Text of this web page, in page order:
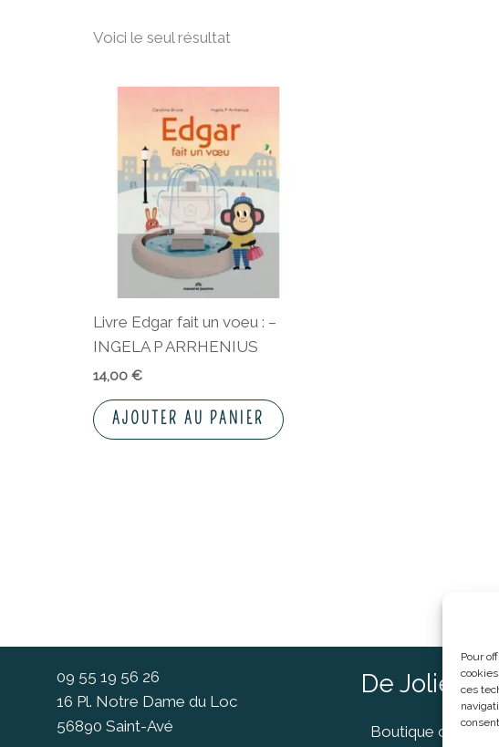
Pour
ces
Voici le seul résultat
Livre Edgar fait un voeu : –
INGELA P ARRHENIUS
14,00€
AJOUTER AU PANIER
09 55 19 56 26
16 Pl. Notre Dame du Loc
56890 Saint-Avé
De Jolies
Boutique cadeaux